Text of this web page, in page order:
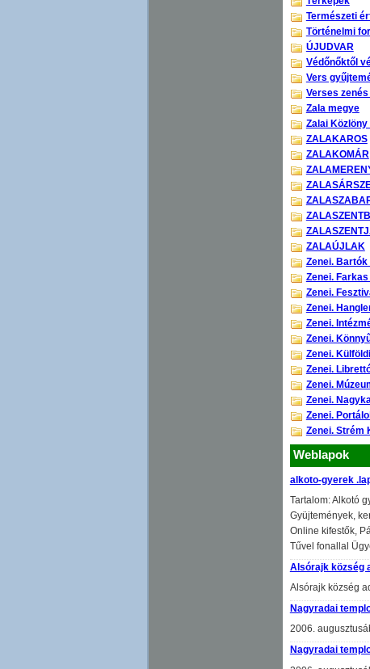
Természeti
Történelmi
ÚJUDVAR
Védőnőktől
Vers
Verses
Zala megye
Zalai
ZALAKAROS
ZALAKOMÁR
ZALAÚJLAK
Zenei. Bartók
Zenei.
Zenei.
Zenei.
Zenei.
Zenei.
Zenei.
Zenei.
Zenei.
Zenei.
Zenei.
Zenei. Strém
Weblapok
alkoto-gyerek
Tartalom: Alkotó
Gyüjtemények,
Online kifestők,
Tűvel fonallal
Alsórajk község
Alsórajk község
Nagyradai
2006.
Nagyradai